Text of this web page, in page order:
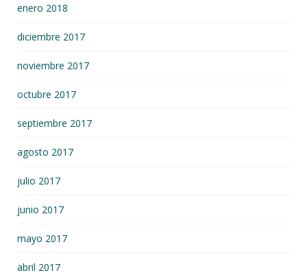
enero 2018
diciembre 2017
noviembre 2017
octubre 2017
septiembre 2017
agosto 2017
julio 2017
junio 2017
mayo 2017
abril 2017